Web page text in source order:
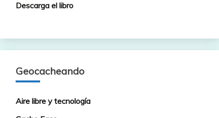
Descarga el libro
Geocacheando
Aire libre y tecnología